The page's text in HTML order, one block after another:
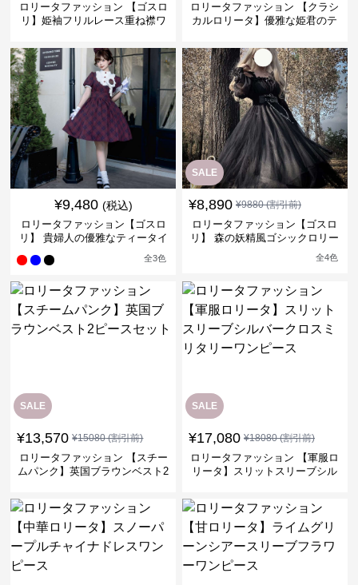
ロリータファッション 【ゴスロ
リ】姫袖フリルレース重ね襟ワ
ロリータファッション 【クラシ
カルロリータ】優雅な姫君のテ
¥9,480 (税込)
ロリータファッション【ゴスロ
リ】 貴婦人の優雅なティータイ
全3色
SALE
¥8,890 ¥9880(割引前)
ロリータファッション【ゴスロ
リ】 森の妖精風ゴシックロリー
全4色
SALE
¥13,570 ¥15080(割引前)
ロリータファッション 【スチー
ムパンク】英国ブラウンベスト2
SALE
¥17,080 ¥18080(割引前)
ロリータファッション 【軍服ロ
リータ】スリットスリーブシル